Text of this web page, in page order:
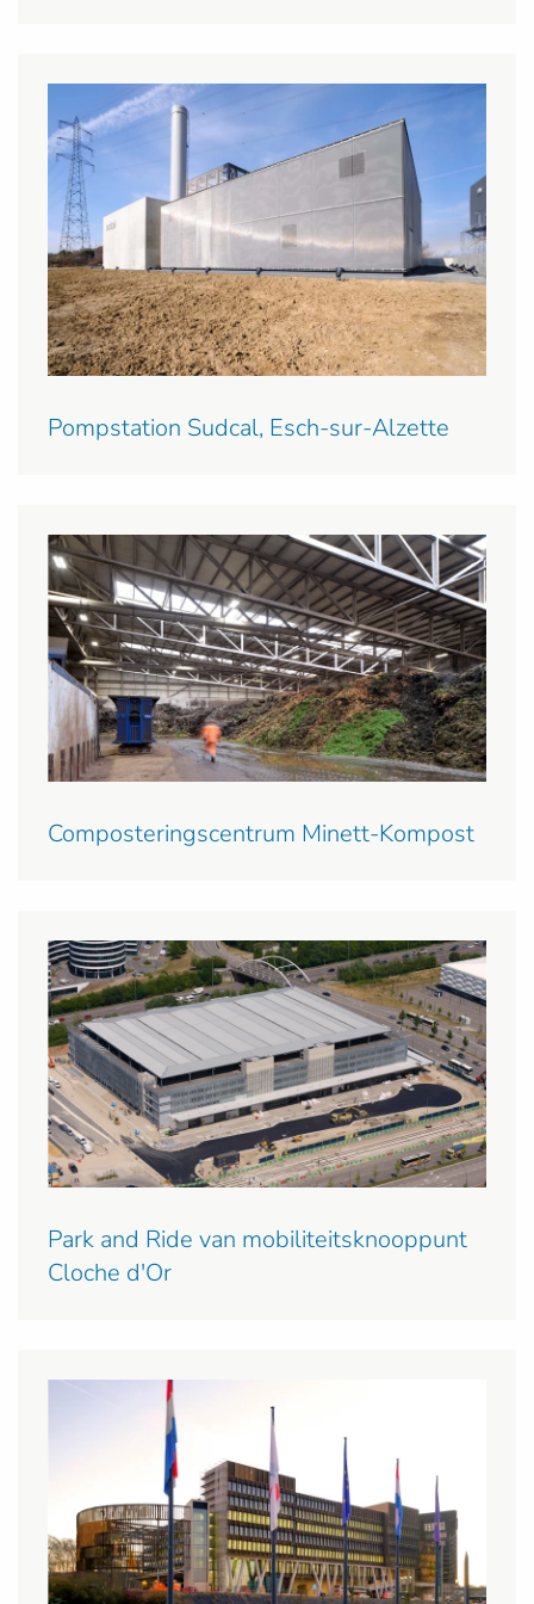
Pompstation Sudcal, Esch-sur-Alzette
Composteringscentrum Minett-Kompost
Park and Ride van mobiliteitsknooppunt
Cloche d'Or